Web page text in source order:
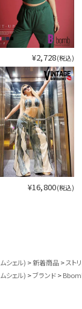
¥2,728(税込)
¥16,800(税込)
シェル) 新着商品
スト
シェル)
ブランド